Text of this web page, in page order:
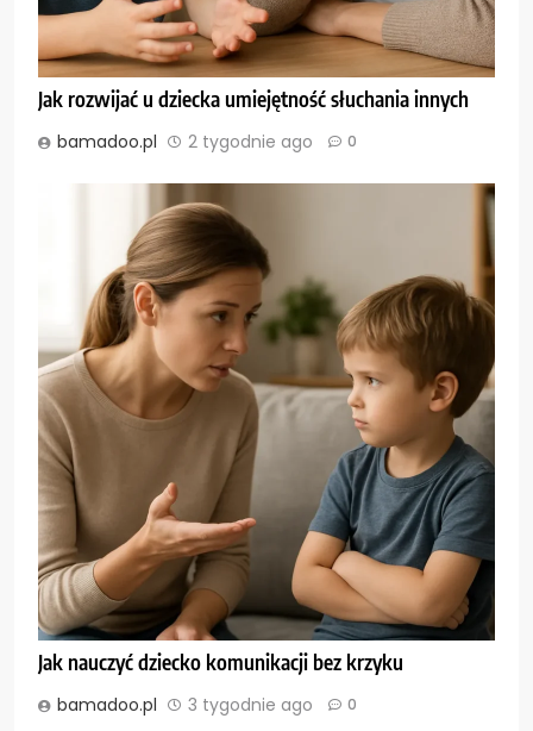
Jak rozwijać u dziecka umiejętność słuchania innych
bamadoo.pl 2 tygodnie ago 0
Jak nauczyć dziecko komunikacji bez krzyku
bamadoo.pl 3 tygodnie ago 0